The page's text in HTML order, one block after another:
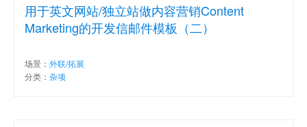
用于英文网站/独立站做内容营销Content
Marketing的开发信邮件模板（二）
场景： 外联/拓展
分类： 杂项